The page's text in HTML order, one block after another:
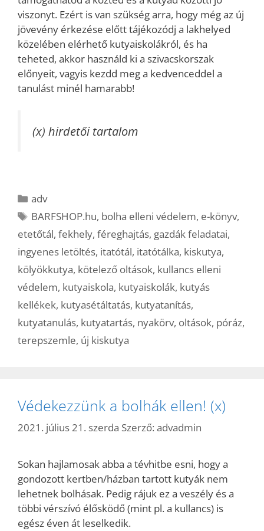
viszonyt. Ezért is van szükség arra, hogy még az új
jövevény érkezése előtt tájékozódj a lakhelyed
közelében elérhető kutyaiskolákról, és ha
teheted, akkor használd ki a szivacskorszak
előnyeit, vagyis kezdd meg a kedvenceddel a
tanulást minél hamarabb!
(x) hirdetői tartalom
Kategória
adv
Címkék
BARFSHOP.hu, bolha elleni védelem, e-könyv,
etetőtál, fekhely, féreghajtás, gazdák feladatai,
ingyenes letöltés, itatótál, itatótálka, kiskutya,
kölyökkutya, kötelező oltások, kullancs elleni
védelem, kutyaiskola, kutyaiskolák, kutyás
kellékek, kutyasétáltatás, kutyatanítás,
kutyatanulás, kutyatartás, nyakörv, oltások, póráz,
terepszemle, új kiskutya
Védekezzünk a bolhák ellen! (x)
2021. július 21. szerda Szerző: advadmin
Sokan hajlamosak abba a tévhitbe esni, hogy a
gondozott kertben/házban tartott kutyák nem
lehetnek bolhásak. Pedig rájuk ez a veszély és a
többi vérszívó élősködő (mint pl. a kullancs) is
egész éven át leselkedik.